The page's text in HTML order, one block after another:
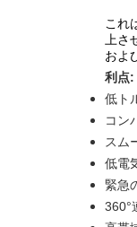
これ
上
およ
利点:
低ト
コン
スム
低電
緊急
360°